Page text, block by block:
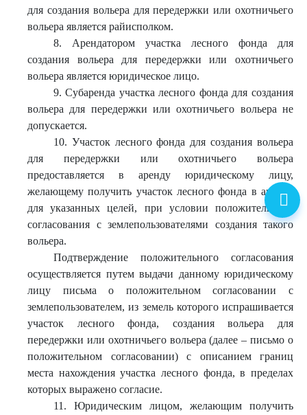
для создания вольера для передержки или охотничьего
вольера является райисполком.
8. Арендатором участка лесного фонда для
создания вольера для передержки или охотничьего
вольера является юридическое лицо.
9. Субаренда участка лесного фонда для создания
вольера для передержки или охотничьего вольера не
допускается.
10. Участок лесного фонда для создания вольера
для передержки или охотничьего вольера
предоставляется в аренду юридическому лицу,
желающему получить участок лесного фонда в аренду
для указанных целей, при условии положительного
согласования с землепользователями создания такого
вольера.
Подтверждение положительного согласования
осуществляется путем выдачи данному юридическому
лицу письма о положительном согласовании с
землепользователем, из земель которого испрашивается
участок лесного фонда, создания вольера для
передержки или охотничьего вольера (далее – письмо о
положительном согласовании) с описанием границ
места нахождения участка лесного фонда, в пределах
которых выражено согласие.
11. Юридическим лицом, желающим получить